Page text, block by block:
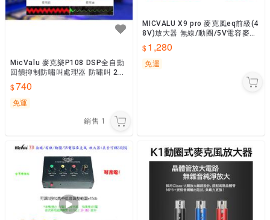
MicValu 麥克樂P108 DSP全自動
回饋抑制防嘯叫處理器 防嘯叫 2進
2出 KTV家用卡拉OK舞台麥克風網
路天空
740
免運
銷售 1
MICVALU X9 pro 麥克風eq前級(4
8V)放大器 無線/動圈/5V電容麥克
風適用美音3段EQ 網路天空
1,280
免運